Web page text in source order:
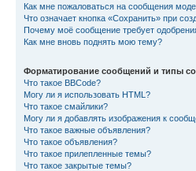
Как мне пожаловаться на сообщения
Что означает кнопка «Сохранить» при
Почему моё сообщение требует
Как мне вновь поднять мою тему?
Форматирование сообщений и типы
Что такое BBCode?
Могу ли я использовать HTML?
Что такое смайлики?
Могу ли я добавлять изображения к
Что такое важные объявления?
Что такое объявления?
Что такое прилепленные темы?
Что такое закрытые темы?